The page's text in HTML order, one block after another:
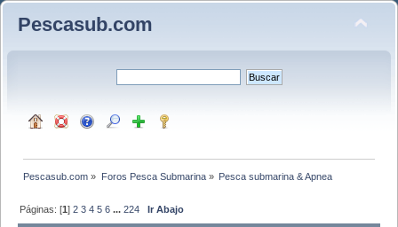
Pescasub.com
Pescasub.com » Foros Pesca Submarina» Pesca submarina & Apnea
Páginas: [1]2 3 4 5 6 ...224 Ir Abajo